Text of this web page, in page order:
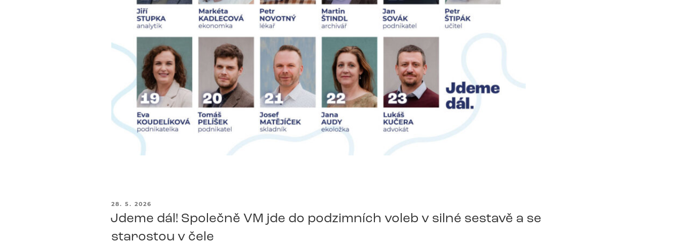
PUBLIKOVÁNO
28. 5. 2026
Jdeme dál! Společně VM jde do podzimních voleb v silné sestavě a se
starostou v čele